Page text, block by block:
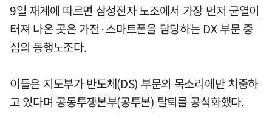
9일 재계에 따르면 삼성전자 노조에서 가장 먼저 균열이
터져 나온 곳은 가전·스마트폰을 담당하는 DX 부문 중
심의 동행노조다.
이들은 지도부가 반도체(DS) 부문의 목소리에만 치중하
고 있다며 공동투쟁본부(공투본) 탈퇴를 공식화했다.